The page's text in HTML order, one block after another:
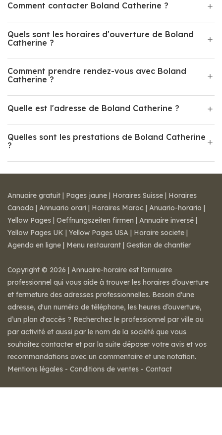
Comment contacter Boland Catherine ?
Quels sont les horaires d'ouverture de Boland
Catherine ?
Comment prendre rendez-vous avec Boland
Catherine ?
Quelle est l'adresse de Boland Catherine ?
Quelles sont les prestations de Boland Catherine
?
Annuaire gratuit | Pages jaune | Horaires Suisse | Horaires
Canada | Annuario orari | Horaires Maroc | Anuario-horario |
Yellow Pages | Oeffnungszeiten firmen | Annuaire inversé |
Yellow Pages UK | Yellow Pages USA | Horaire societe |
Agenda en ligne | Menu restaurant | Gestion de chantier
Copyright © 2026 | Annuaire-horaire est l’annuaire
professionnel qui vous aide à trouver les horaires d’ouverture
et fermeture des adresses professionnelles. Besoin d'une
adresse, d'un numéro de téléphone, les heures d’ouverture,
d’un plan d'accès ? Recherchez le professionnel par ville ou
par activité et aussi par le nom de la société que vous
souhaitez contacter et par la suite déposer votre avis et vos
recommandations avec un commentaire et une notation.
Mentions légales - Conditions de ventes - Contact